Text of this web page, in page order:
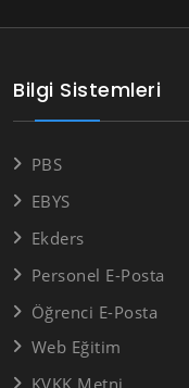
Bilgi Sistemleri
PBS
EBYS
Ekders
Personel E-Posta
Öğrenci E-Posta
Web Eğitim